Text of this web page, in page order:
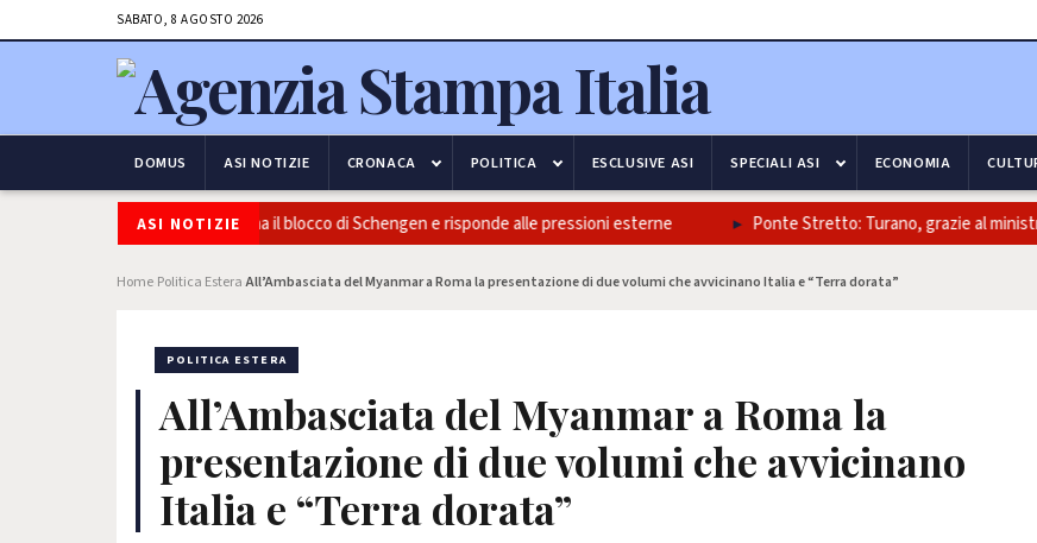
SABATO, 8 AGOSTO 2026
DOMUS ASI NOTIZIE CRONACA POLITICA ESCLUSIVE ASI SPECIALI ASI ECONOMIA
ASI NOTIZIE
e frontiere: l’Italia conferma il blocco di Schengen e risponde alle pressioni esterne Ponte Stretto: Turano, grazie al ministro
Home Politica Estera ›All’Ambasciata del Myanmar a Roma la presentazione di due volumi che avvicinano Italia e “Terra dorata”
POLITICA ESTERA
All’Ambasciata del Myanmar a Roma la
presentazione di due volumi che avvicinano
Italia e “Terra dorata”